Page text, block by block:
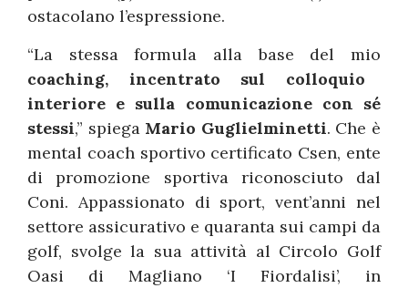
ostacolano l’espressione.
“La stessa formula alla base del mio
coaching, incentrato sul colloquio
interiore e sulla comunicazione con sé
stessi,” spiega Mario Guglielminetti. Che è
mental coach sportivo certificato Csen, ente
di promozione sportiva riconosciuto dal
Coni. Appassionato di sport, vent’anni nel
settore assicurativo e quaranta sui campi da
golf, svolge la sua attività al Circolo Golf
Oasi di Magliano ‘I Fiordalisi’, in